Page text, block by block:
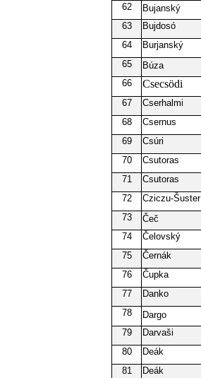
62
Bujanský
63
Bujdosó
64
Burjanský
65
Búza
66
Csecsödi
67 Cserhalmi
68
Csernus
69
Csúri
70
Csutoras
71
Csutoras
72
Cziczu-Šuster
73
Čeč
74
Čelovský
75
Černák
76
Čupka
77
Danko
78
Dargo
79 Darvaši
80
Deák
81
Deák